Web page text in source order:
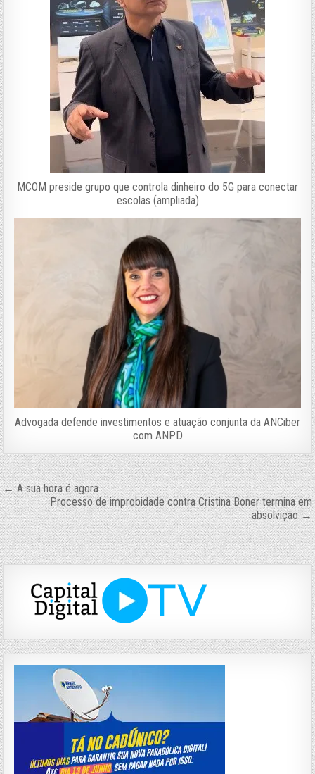
MCOM preside grupo que controla dinheiro do 5G para conectar
escolas (ampliada)
Advogada defende investimentos e atuação conjunta da ANCiber
com ANPD
Navegação
de
Post
← A sua hora é agora
Processo de improbidade contra Cristina Boner termina em
absolvição →